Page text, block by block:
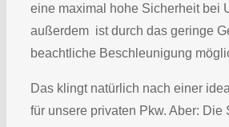
eine maximal hohe Sicherheit bei
außerdem ist durch das geringe
beachtliche Beschleunigung
Das klingt natürlich nach einer
für unsere privaten Pkw. Aber: Die